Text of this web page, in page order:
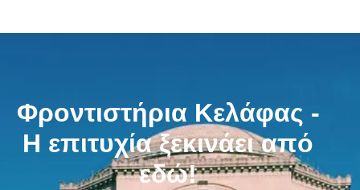
Φροντιστήρια Κελάφας -
Η επιτυχία ξεκινάει από
εδώ!